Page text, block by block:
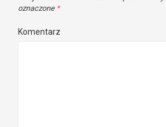
oznaczone *
Komentarz